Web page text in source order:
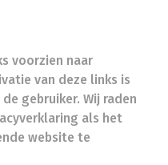
voorzien naar
van deze links is
gebruiker. Wij raden
als het
website te